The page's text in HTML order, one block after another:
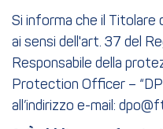
Si informa che il Titolare
ai sensi dell'art. 37 del
Responsabile della
Protection Officer –
all’indirizzo e-mail: